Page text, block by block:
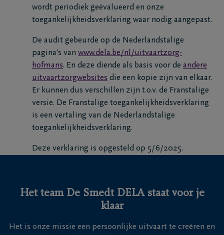
wordt periodiek geëvalueerd en onze
toegankelijkheidsverklaring waar nodig aangepast.
De audit gebeurde op de Nederlandstalige
pagina’s van www.dela.be/nl/uitvaartzorg-
hofmans. En deze diende als basis voor de andere
uitvaartzorgwebsites die een kopie zijn van elkaar.
Er kunnen dus verschillen zijn t.o.v. de Franstalige
versie. De Franstalige toegankelijkheidsverklaring
is een vertaling van de Nederlandstalige
toegankelijkheidsverklaring.
Deze verklaring is opgesteld op 5/6/2025.
Het team De Smedt DELA staat voor je
klaar
Het is onze missie een persoonlijke uitvaart te creëren en